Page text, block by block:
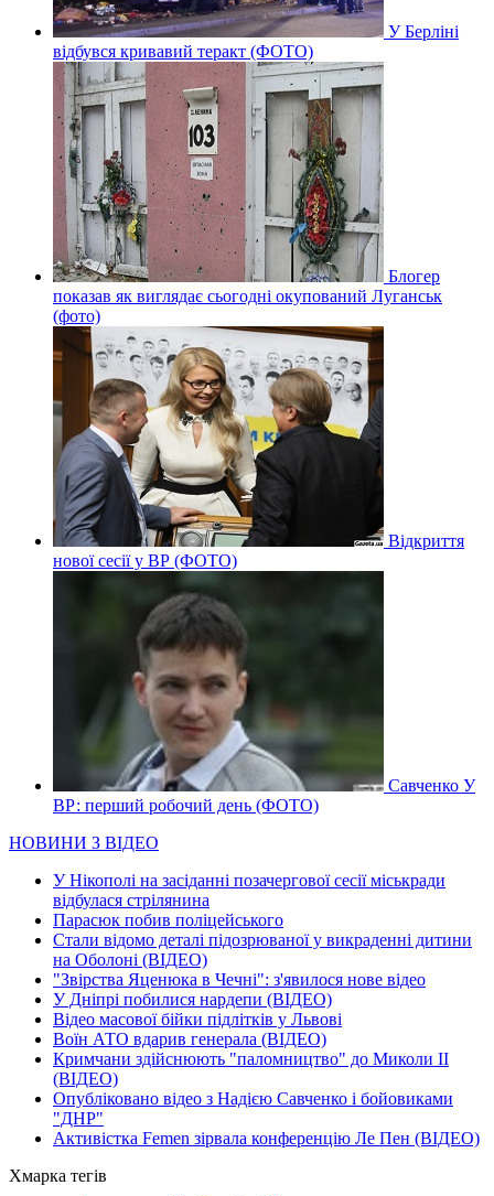
У Берліні
відбувся кривавий теракт (ФОТО)
Блогер
показав як виглядає сьогодні окупований Луганськ
(фото)
Відкриття
нової сесії у ВР (ФОТО)
Савченко У
ВР: перший робочий день (ФОТО)
НОВИНИ З ВІДЕО
У Нікополі на засіданні позачергової сесії міськради
відбулася стрілянина
Парасюк побив поліцейського
Стали відомо деталі підозрюваної у викраденні дитини
на Оболоні (ВІДЕО)
"Звірства Яценюка в Чечні": з'явилося нове відео
У Дніпрі побилися нардепи (ВІДЕО)
Відео масової бійки підлітків у Львові
Воїн АТО вдарив генерала (ВІДЕО)
Кримчани здійснюють "паломництво" до Миколи ІІ
(ВІДЕО)
Опубліковано відео з Надією Савченко і бойовиками
"ДНР"
Активістка Femen зірвала конференцію Ле Пен (ВІДЕО)
Хмарка тегів